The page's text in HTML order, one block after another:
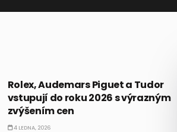
Rolex, Audemars Piguet a Tudor
vstupují do roku 2026 s výrazným
zvýšením cen
4 LEDNA, 2026